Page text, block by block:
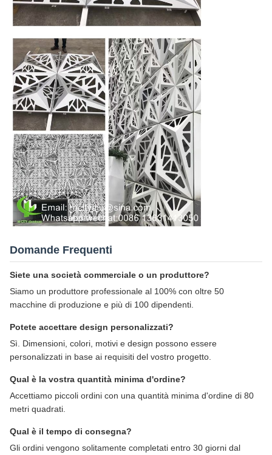
Domande Frequenti
Siete una società commerciale o un produttore?
Siamo un produttore professionale al 100% con oltre 50
macchine di produzione e più di 100 dipendenti.
Potete accettare design personalizzati?
Sì. Dimensioni, colori, motivi e design possono essere
personalizzati in base ai requisiti del vostro progetto.
Qual è la vostra quantità minima d'ordine?
Accettiamo piccoli ordini con una quantità minima d'ordine di 80
metri quadrati.
Qual è il tempo di consegna?
Gli ordini vengono solitamente completati entro 30 giorni dal